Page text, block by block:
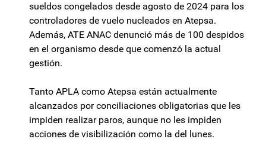
sueldos congelados desde agosto de 2024 para los
controladores de vuelo nucleados en Atepsa.
Además, ATE ANAC denunció más de 100 despidos
en el organismo desde que comenzó la actual
gestión.
Tanto APLA como Atepsa están actualmente
alcanzados por conciliaciones obligatorias que les
impiden realizar paros, aunque no les impiden
acciones de visibilización como la del lunes.